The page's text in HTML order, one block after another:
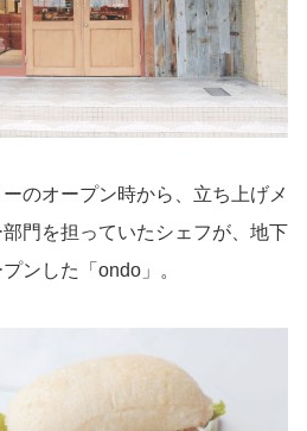
のオープン時から、立ち上げメ
門を担っていたシェフが、地下
ンした「ondo」。